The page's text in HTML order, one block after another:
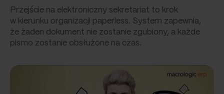
Przejście na elektroniczny sekretariat to krok
w kierunku organizacji paperless. System zapewnia,
że żaden dokument nie zostanie zgubiony, a każde
pismo zostanie obsłużone na czas.